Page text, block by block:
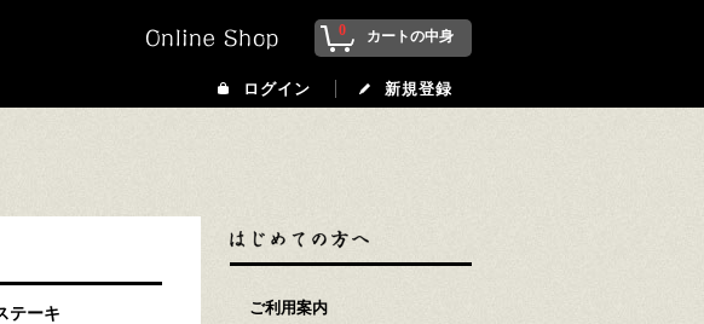
0 カートの中身
ログイン 新規登録
テーキ ご利用案内